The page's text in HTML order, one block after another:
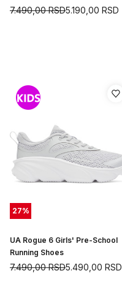
5.190,00 RSD
7.490,00RSD
27%
UA Rogue 6 Girls' Pre-School
Running Shoes
5.490,00 RSD
7.490,00RSD